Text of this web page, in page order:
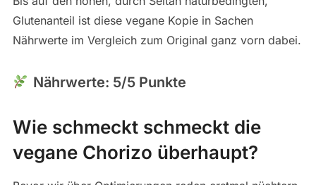
Glutenanteil ist diese vegane Kopie in Sachen
Nährwerte im Vergleich zum Original ganz vorn dabei.
Nährwerte: 5/5 Punkte
Wie schmeckt schmeckt die
vegane Chorizo überhaupt?